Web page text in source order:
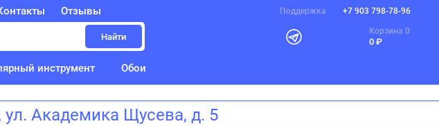
Отзывы Поддержка +7 903 798-78-96
Найти
Корзина 0
0 ₽
инструмент Обои
ул. Академика Щусева, д. 5